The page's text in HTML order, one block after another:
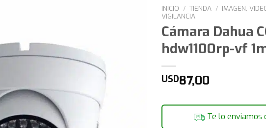
INICIO / TIENDA / IMAGEN,
VIGILANCIA
Cámara Dahua
hdw1100rp-vf
USD87,00
Te lo enviamos